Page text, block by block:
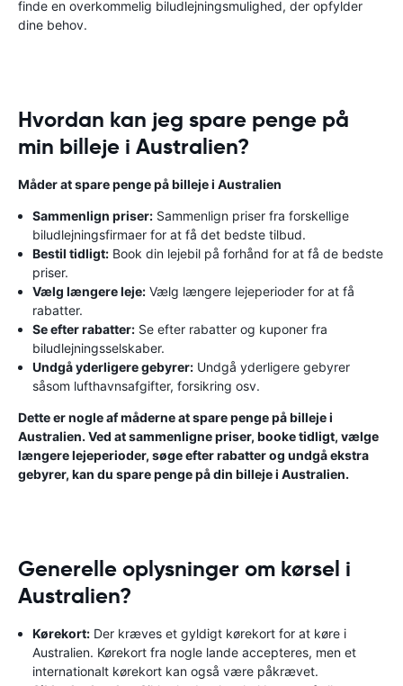
finde en overkommelig biludlejningsmulighed, der opfylder
dine behov.
Hvordan kan jeg spare penge på
min billeje i Australien?
Måder at spare penge på billeje i Australien
Sammenlign priser: Sammenlign priser fra forskellige
biludlejningsfirmaer for at få det bedste tilbud.
Bestil tidligt: Book din lejebil på forhånd for at få de bedste
priser.
Vælg længere leje: Vælg længere lejeperioder for at få
rabatter.
Se efter rabatter: Se efter rabatter og kuponer fra
biludlejningsselskaber.
Undgå yderligere gebyrer: Undgå yderligere gebyrer
såsom lufthavnsafgifter, forsikring osv.
Dette er nogle af måderne at spare penge på billeje i
Australien. Ved at sammenligne priser, booke tidligt, vælge
længere lejeperioder, søge efter rabatter og undgå ekstra
gebyrer, kan du spare penge på din billeje i Australien.
Generelle oplysninger om kørsel i
Australien?
Kørekort: Der kræves et gyldigt kørekort for at køre i
Australien. Kørekort fra nogle lande accepteres, men et
internationalt kørekort kan også være påkrævet.